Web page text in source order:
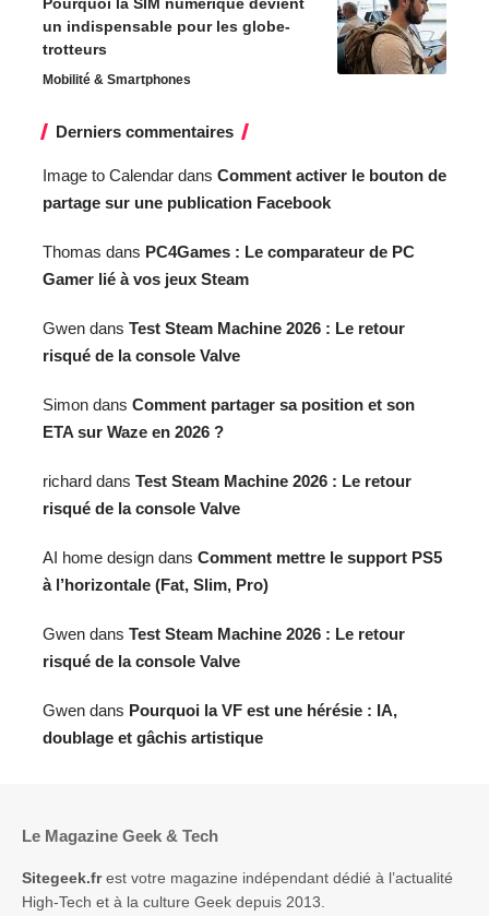
Pourquoi la SIM numérique devient
un indispensable pour les globe-
trotteurs
Mobilité & Smartphones
Derniers commentaires
Image to Calendar dans Comment activer le bouton de
partage sur une publication Facebook
Thomas dans PC4Games : Le comparateur de PC
Gamer lié à vos jeux Steam
Gwen dans Test Steam Machine 2026 : Le retour
risqué de la console Valve
Simon dans Comment partager sa position et son
ETA sur Waze en 2026 ?
richard dans Test Steam Machine 2026 : Le retour
risqué de la console Valve
AI home design dans Comment mettre le support PS5
à l’horizontale (Fat, Slim, Pro)
Gwen dans Test Steam Machine 2026 : Le retour
risqué de la console Valve
Gwen dans Pourquoi la VF est une hérésie : IA,
doublage et gâchis artistique
Le Magazine Geek & Tech
Sitegeek.frest votre magazine indépendant dédié à l’actualité
High-Tech et à la culture Geek depuis 2013.